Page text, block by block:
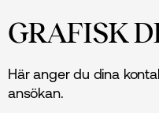
GRAFISK
Här anger du dina
ansökan.